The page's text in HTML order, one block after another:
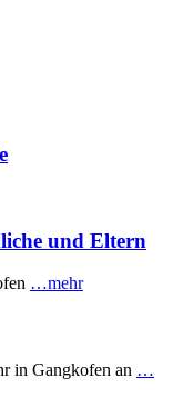
und Eltern
…mehr
in Gangkofen an …